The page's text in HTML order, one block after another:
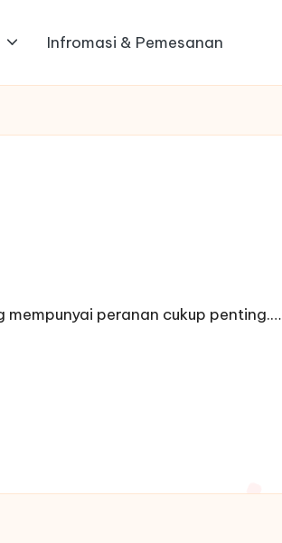
Infromasi & Pemesanan
mempunyai peranan cukup penting.…